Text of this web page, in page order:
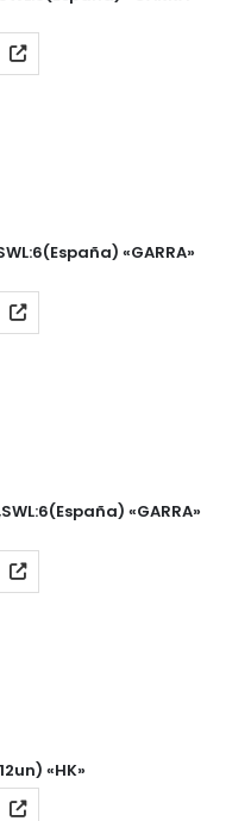
«GARRA»
«GARRA»
«HK»